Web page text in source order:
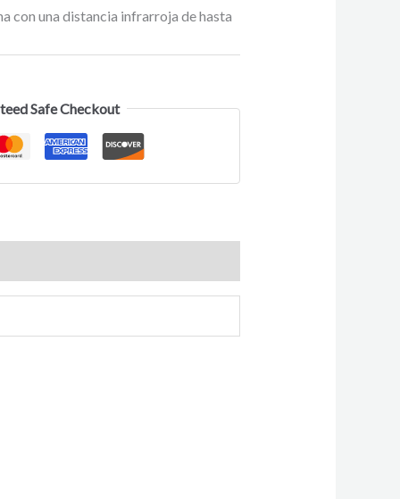
con una distancia infrarroja de hasta
Safe Checkout